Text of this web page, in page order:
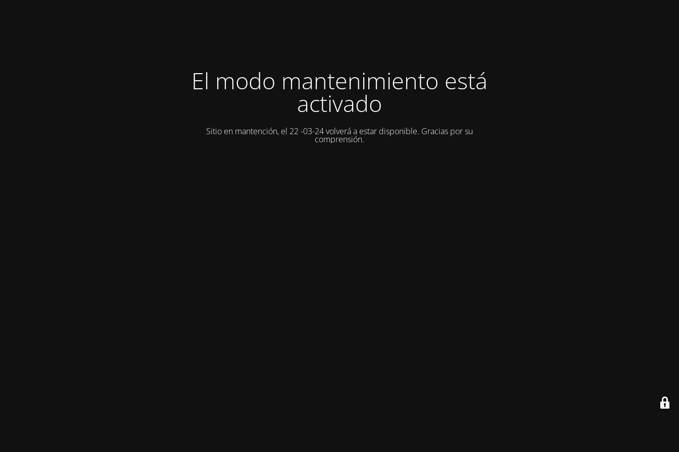
El modo mantenimiento está
activado
Sitio en mantención, el 22 -03-24 volverá a estar disponible. Gracias por su
comprensión.